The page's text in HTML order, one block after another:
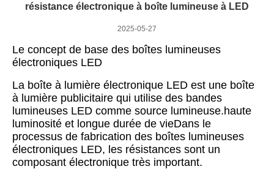
résistance électronique à boîte lumineuse à LED
2025-05-27
Le concept de base des boîtes lumineuses
électroniques LED
La boîte à lumière électronique LED est une boîte
à lumière publicitaire qui utilise des bandes
lumineuses LED comme source lumineuse.haute
luminosité et longue durée de vieDans le
processus de fabrication des boîtes lumineuses
électroniques LED, les résistances sont un
composant électronique très important.